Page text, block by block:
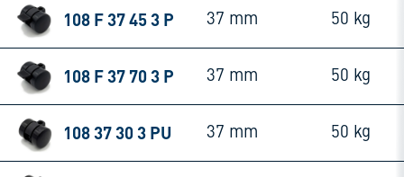
108 F 37 45 3 P 37 mm 50 kg
108 F 37 70 3 P 37 mm 50 kg
108 37 30 3 PU 37 mm 50 kg